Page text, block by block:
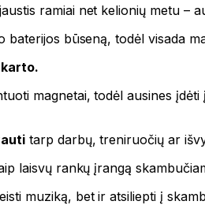
ramiai net kelionių metu –
būseną, todėl visada
magnetai, todėl ausines
tarp darbų, treniruočių ar
laisvų rankų įrangą
muziką, bet ir atsiliepti į